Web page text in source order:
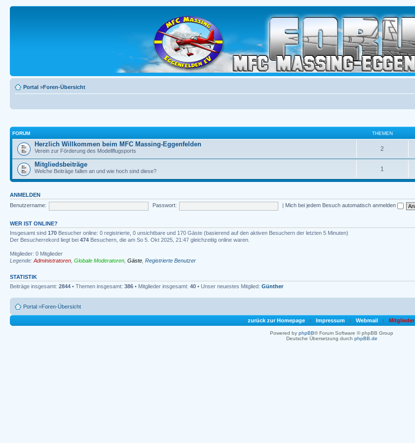
Portal »Foren-Übersicht
FORUM THEMEN
Herzlich Willkommen beim MFC Massing-Eggenfelden
Verein zur Förderung des Modellflugsports 2
Mitgliedsbeiträge
Welche Beiträge fallen an und wie hoch sind diese? 1
ANMELDEN
Benutzername:
Passwort: Mich bei jedem Besuch automatisch anmelden
WER IST ONLINE?
Insgesamt sind 170 Besucher online: 0 registrierte, 0 unsichtbare und 170 Gäste (basierend auf den aktiven Besuchern der letzten 5 Minuten)
Der Besucherrekord liegt bei 474 Besuchern, die am So 5. Okt 2025, 21:47 gleichzeitig online waren.
Mitglieder: 0 Mitglieder
Legende: Administratoren Globale Moderatoren Gäste Registrierte Benutzer
STATISTIK
Beiträge insgesamt: 2844 • Themen insgesamt: 386 • Mitglieder insgesamt: 40 • Unser neuestes Mitglied: Günther
Portal »Foren-Übersicht
zurück zur Homepage ‹ Impressum ‹ Webmail ‹ Mitglieder
Powered by phpBB® Forum Software © phpBB Group
Deutsche Übersetzung durch phpBB.de